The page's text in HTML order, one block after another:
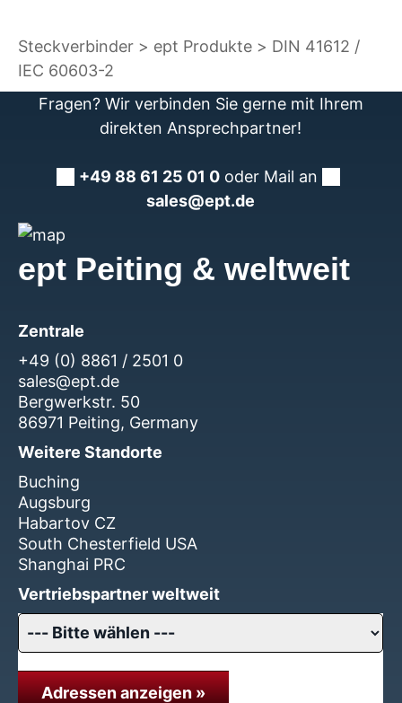
Steckverbinder ept Produkte
DIN 41612 /
IEC 60603-2
Fragen? Wir verbinden Sie gerne mit Ihrem
direkten Ansprechpartner!
+49 88 61 25 01 0 oder Mail an
sales@ept.de
ept Peiting & weltweit
Zentrale
+49 (0) 8861 / 2501 0
sales@ept.de
Bergwerkstr. 50
86971 Peiting, Germany
Weitere Standorte
Buching
Augsburg
Habartov CZ
South Chesterfield USA
Shanghai PRC
Vertriebspartner weltweit
Adressen anzeigen »